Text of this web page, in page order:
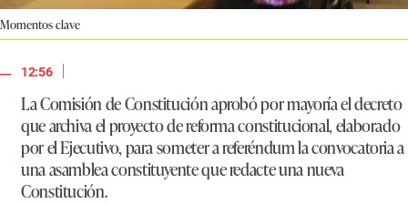
Momentos clave
12:56
|
La Comisión de Constitución aprobó por mayoría el decreto
que archiva el proyecto de reforma constitucional, elaborado
por el Ejecutivo, para someter a referéndum la convocatoria a
una asamblea constituyente que redacte una nueva
Constitución.